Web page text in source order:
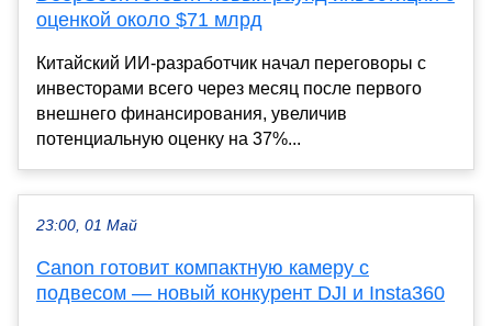
оценкой около $71 млрд
Китайский ИИ-разработчик начал переговоры с
инвесторами всего через месяц после первого
внешнего финансирования, увеличив
потенциальную оценку на 37%...
23:00, 01 Май
Canon готовит компактную камеру с
подвесом — новый конкурент DJI и Insta360